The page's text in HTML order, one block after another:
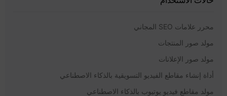
محرر علامات SEO المجاني
مولد صور المنتجات
مولد صور الإعلانات
أداة إنشاء مقاطع الفيديو التسويقية بالذكاء الاصطناعي
مولد مقاطع فيديو يوتيوب بالذكاء الاصطناعي